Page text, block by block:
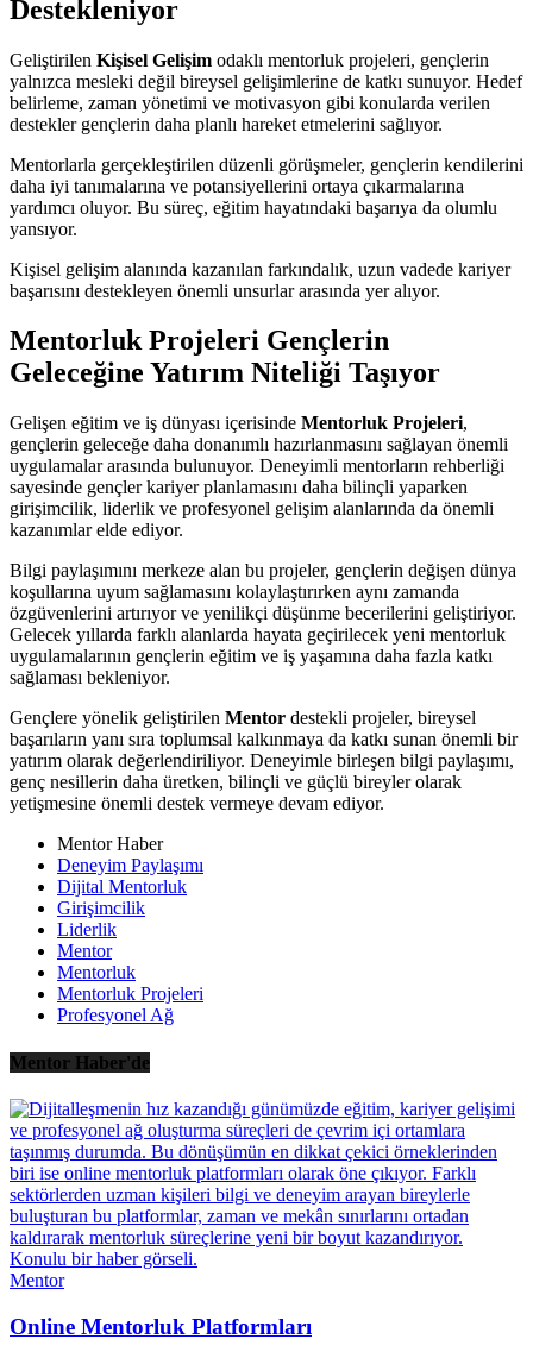
Destekleniyor
Geliştirilen Kişisel Gelişim odaklı mentorluk projeleri, gençlerin
yalnızca mesleki değil bireysel gelişimlerine de katkı sunuyor. Hedef
belirleme, zaman yönetimi ve motivasyon gibi konularda verilen
destekler gençlerin daha planlı hareket etmelerini sağlıyor.
Mentorlarla gerçekleştirilen düzenli görüşmeler, gençlerin kendilerini
daha iyi tanımalarına ve potansiyellerini ortaya çıkarmalarına
yardımcı oluyor. Bu süreç, eğitim hayatındaki başarıya da olumlu
yansıyor.
Kişisel gelişim alanında kazanılan farkındalık, uzun vadede kariyer
başarısını destekleyen önemli unsurlar arasında yer alıyor.
Mentorluk Projeleri Gençlerin
Geleceğine Yatırım Niteliği Taşıyor
Gelişen eğitim ve iş dünyası içerisinde Mentorluk Projeleri,
gençlerin geleceğe daha donanımlı hazırlanmasını sağlayan önemli
uygulamalar arasında bulunuyor. Deneyimli mentorların rehberliği
sayesinde gençler kariyer planlamasını daha bilinçli yaparken
girişimcilik, liderlik ve profesyonel gelişim alanlarında da önemli
kazanımlar elde ediyor.
Bilgi paylaşımını merkeze alan bu projeler, gençlerin değişen dünya
koşullarına uyum sağlamasını kolaylaştırırken aynı zamanda
özgüvenlerini artırıyor ve yenilikçi düşünme becerilerini geliştiriyor.
Gelecek yıllarda farklı alanlarda hayata geçirilecek yeni mentorluk
uygulamalarının gençlerin eğitim ve iş yaşamına daha fazla katkı
sağlaması bekleniyor.
Gençlere yönelik geliştirilen Mentor destekli projeler, bireysel
başarıların yanı sıra toplumsal kalkınmaya da katkı sunan önemli bir
yatırım olarak değerlendiriliyor. Deneyimle birleşen bilgi paylaşımı,
genç nesillerin daha üretken, bilinçli ve güçlü bireyler olarak
yetişmesine önemli destek vermeye devam ediyor.
Mentor Haber
Deneyim Paylaşımı
Dijital Mentorluk
Girişimcilik
Liderlik
Mentor
Mentorluk
Mentorluk Projeleri
Profesyonel Ağ
Mentor Haber'de
Mentor
Online Mentorluk Platformları